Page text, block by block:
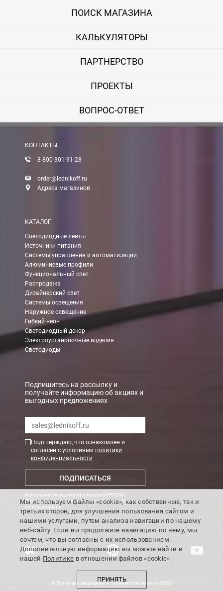
Вы можете оплатить покупку на сайте банковской картой
Оплата при получении
Вы можете оплатить заказ непосредственно при получении
Вы можете оплатить заказ по выставленному счету в любом
Доставка:
Вы можете самостоятельно забрать заказ в одном из наших
В Москве (внутри МКАД)
БЕСПЛАТНАЯ доставка при сумме заказа от 7000 руб.
При заказе менее 7000 руб. стоимость доставки 750 руб.
В Москве и МО (за МКАД)
При заказе от 7000 руб. стоимость доставки равна 30 руб.
При заказе менее 7000 руб. стоимость доставки 750 руб. +
БЕСПЛАТНАЯ доставка при сумме заказа от 7000 руб.
При заказе менее 7000 руб. стоимость доставки
Boxberry
Мы можем доставить ваши заказы сервисом компании
Транспортные компании
Мы можем отправить ваш заказ транспортной компанией в
Доставка до ТК от 7000 руб. БЕСПЛАТНО.
При заказе менее 7000 руб. стоимость доставки до ТК 750 руб.
Стоимость доставки ТК до Вашего пункта назначения Вы
Подробнее обоплате и доставке
ПОИСК МАГАЗИНА
КАЛЬКУЛЯТОРЫ
ПАРТНЕРСТВО
ПРОЕКТЫ
ВОПРОС-ОТВЕТ
КОНТАКТЫ
8-800-301-91-28
order@lednikoff.ru
Адреса магазинов
КАТАЛОГ
Светодиодные ленты
Источники питания
Системы управления и автоматизации
Алюминиевые профили
Функциональный свет
Распродажа
Дизайнерский свет
Системы освещения
Наружное освещение
Гибкий неон
Светодиодный декор
Электроустановочные изделия
Светодиоды
Подпишитесь на рассылку и
получайте информацию об акциях и
выгодных предложениях
Подтверждаю, что ознакомлен и
согласен с условиями политики
конфиденциальности
ПОДПИСАТЬСЯ
Используется защита от спама reCAPTCHA,
Политика конфиденциальности GoogleиУсловия
использования
© Все права защищены и охраняются законом 2026
Мы используем файлы «cookie», как собственные, так и
третьих сторон, для улучшения пользования сайтом и
нашими услугами, путем анализа навигации по нашему
веб-сайту. Если вы продолжите навигацию по нему, мы
сочтем, что вы согласны с их использованием.
Дополнительную информацию вы можете найти в
нашей Политике в отношении файлов «cookie».
ПРИНЯТЬ